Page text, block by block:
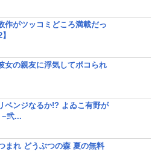
作がツッコミどころ満載だっ
女の親友に浮気してボコられ
ベンジなるか!? よゐこ有野が
~弐...
まれ どうぶつの森 夏の無料